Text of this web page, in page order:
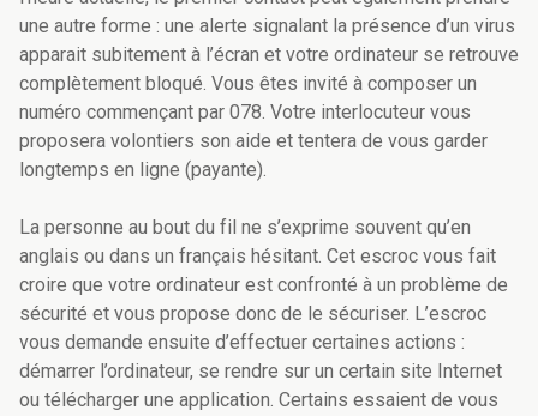
une autre forme : une alerte signalant la présence d’un virus
apparait subitement à l’écran et votre ordinateur se retrouve
complètement bloqué. Vous êtes invité à composer un
numéro commençant par 078. Votre interlocuteur vous
proposera volontiers son aide et tentera de vous garder
longtemps en ligne (payante).
La personne au bout du fil ne s’exprime souvent qu’en
anglais ou dans un français hésitant. Cet escroc vous fait
croire que votre ordinateur est confronté à un problème de
sécurité et vous propose donc de le sécuriser. L’escroc
vous demande ensuite d’effectuer certaines actions :
démarrer l’ordinateur, se rendre sur un certain site Internet
ou télécharger une application. Certains essaient de vous